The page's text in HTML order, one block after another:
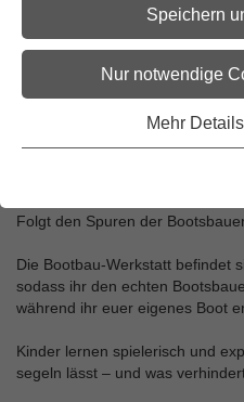
Speichern
Nur notwendige
Mehr
Kinder und
Folgt den Spuren der
Die Bootbau‑Werkstatt befindet
sodass ihr den echten
während ihr euer eigenes Boot
Kinder lernen spielerisch und
segeln lässt – und was